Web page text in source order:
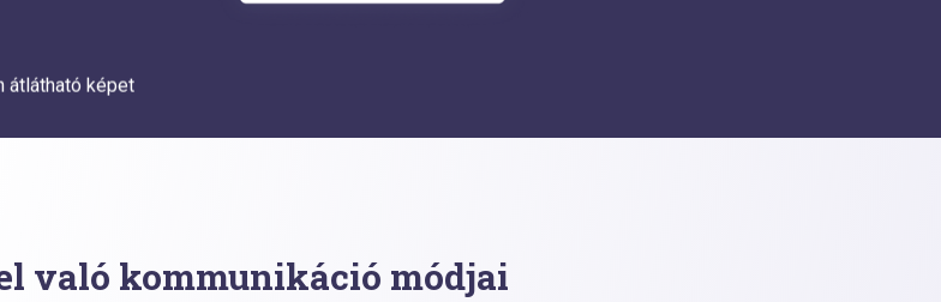
átlátható képet
való kommunikáció módjai